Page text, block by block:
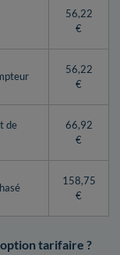
56,22
€
56,22
€
de
66,92
€
158,75
€
tarifaire ?